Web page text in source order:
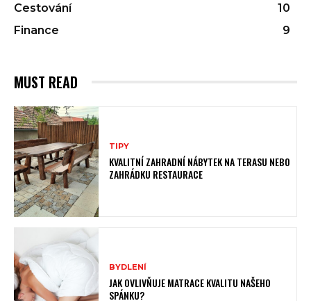
Cestování
10
Finance
9
MUST READ
TIPY
KVALITNÍ ZAHRADNÍ NÁBYTEK NA TERASU NEBO
ZAHRÁDKU RESTAURACE
BYDLENÍ
JAK OVLIVŇUJE MATRACE KVALITU NAŠEHO
SPÁNKU?